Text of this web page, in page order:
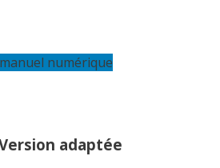
numérique
adaptée